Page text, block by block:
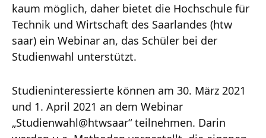
kaum möglich, daher bietet die Hochschule für
Technik und Wirtschaft des Saarlandes (htw
saar) ein Webinar an, das Schüler bei der
Studienwahl unterstützt.
Studieninteressierte können am 30. März 2021
und 1. April 2021 an dem Webinar
„Studienwahl@htwsaar“ teilnehmen. Darin